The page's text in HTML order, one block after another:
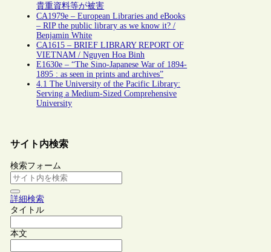
貴重資料等が被害
CA1979e – European Libraries and eBooks
– RIP the public library as we know it? /
Benjamin White
CA1615 – BRIEF LIBRARY REPORT OF
VIETNAM / Nguyen Hoa Binh
E1630e – “The Sino-Japanese War of 1894-
1895 : as seen in prints and archives”
4.1 The University of the Pacific Library:
Serving a Medium-Sized Comprehensive
University
サイト内検索
検索フォーム
詳細検索
タイトル
本文